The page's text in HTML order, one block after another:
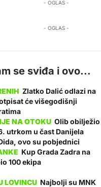
- OGLAS -
- OGLAS -
se sviđa i ovo...
Zlatko Dalić odlazi na
će višegodišnji
Olib obilježio
utrkom u čast Danijela
ovo su pobjednici
Kup Grada Zadra na
100 ekipa
Najbolji su MNK